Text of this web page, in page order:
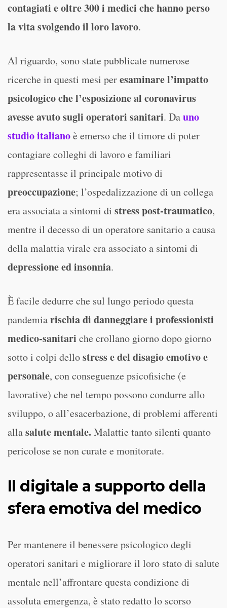
contagiati e oltre 300 i medici che hanno perso
la vita svolgendo il loro lavoro.
Al riguardo, sono state pubblicate numerose
ricerche in questi mesi peresaminare l’impatto
psicologico che l’esposizione al coronavirus
avesse avuto sugli operatori sanitari. Dauno
studio italianoè emerso che il timore di poter
contagiare colleghi di lavoro e familiari
rappresentasse il principale motivo di
preoccupazione; l’ospedalizzazione di un collega
era associata a sintomi di stress post-traumatico,
mentre il decesso di un operatore sanitario a causa
della malattia virale era associato a sintomi di
depressione ed insonnia.
È facile dedurre che sul lungo periodo questa
pandemiarischia di danneggiare i professionisti
medico-sanitari che crollano giorno dopo giorno
sotto i colpi dellostress e del disagio emotivo e
personale, con conseguenze psicofisiche (e
lavorative) che nel tempo possono condurre allo
sviluppo, o all’esacerbazione, di problemi afferenti
allasalute mentale. Malattie tanto silenti quanto
pericolose se non curate e monitorate.
Il digitale a supporto della
sfera emotiva del medico
Per mantenere il benessere psicologico degli
operatori sanitari e migliorare il loro stato di salute
mentale nell’affrontare questa condizione di
assoluta emergenza, è stato redatto lo scorso